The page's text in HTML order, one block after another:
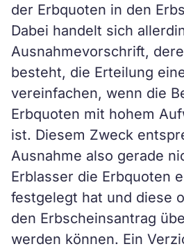
der Erbquoten in den
Dabei handelt sich
Ausnahmevorschrift,
besteht, die Erteilung
vereinfachen, wenn die
Erbquoten mit hohem
ist. Diesem Zweck
Ausnahme also gerade
Erblasser die Erbquoten
festgelegt hat und diese
den Erbscheinsantrag
werden können. Ein